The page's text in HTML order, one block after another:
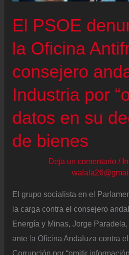
El PSOE
la Oficina
consejero
Industria por
datos en su
de bienes
Deja un comentario /
El grupo socialista en el
la carga contra el consejero
Energía y Minas, Jorge
ante la Oficina Andaluza contra
Corrupción por “omitir